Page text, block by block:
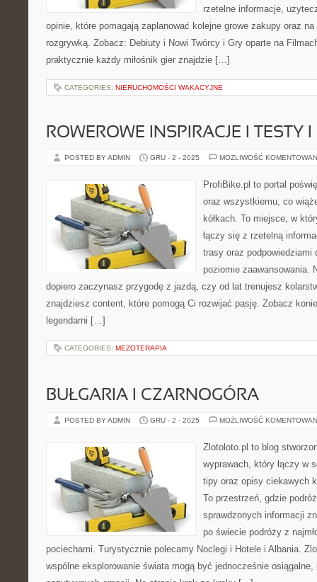
rzetelne informacje,
opinie, które pomagają zaplanować kolejne growe zakupy oraz
rozgrywką. Zobacz: Debiuty i Nowi Twórcy i Gry oparte na
praktycznie każdy miłośnik gier znajdzie […]
CATEGORIES: NIERUCHOMOŚCI WAKACYJNE
ROWEROWE INSPIRACJE I TESTY I
POSTED BY ADMIN GRU - 2 - 2025 MOŻLIWOŚĆ
ProfiBike.pl to portal
oraz wszystkiemu, co
kółkach. To miejsce, w
łączy się z rzetelną
trasy oraz podpowiedziami
poziomie zaawansowania.
dopiero zaczynasz przygodę z jazdą, czy od lat trenujesz
znajdziesz content, które pomogą Ci rozwijać pasję. Zobacz
legendarni […]
CATEGORIES: MEZOTERAPIA
BUŁGARIA I CZARNOGÓRA
POSTED BY ADMIN GRU - 2 - 2025 MOŻLIWOŚĆ
Zlotoloto.pl to blog
wyprawach, który łączy w
tipy oraz opisy ciekawych
To przestrzeń, gdzie
sprawdzonych informacji
po świecie podróży z
pociechami. Turystycznie polecamy Noclegi i Hotele i Albania.
wspólne eksplorowanie świata mogą być jednocześnie osiągalne,